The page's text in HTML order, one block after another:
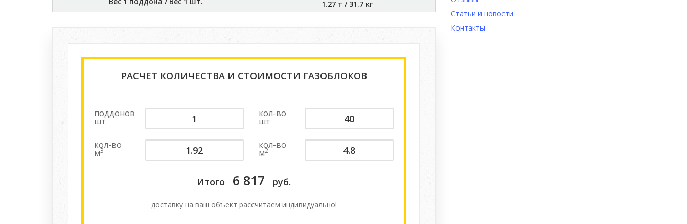
1.27 т / 31.7 кг
РАСЧЕТ КОЛИЧЕСТВА И СТОИМОСТИ ГАЗОБЛОКОВ
поддонов
шт
кол-во
шт
кол-во
м3
кол-во
м2
Итого 6 817 руб.
доставку на ваш объект расcчитаем индивидуально!
Статьи и новости
Контакты